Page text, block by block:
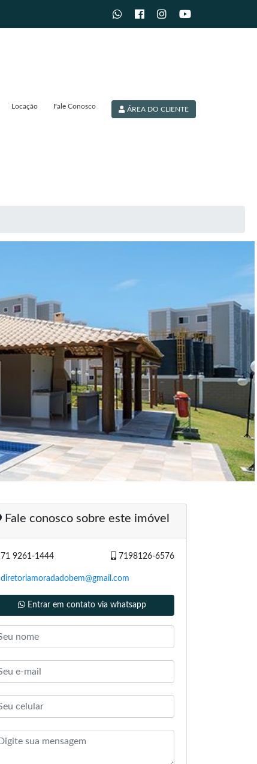
Locação Fale Conosco ÁREA DO CLIENTE
Fale conosco sobre este imóvel
71 9261-1444 7198126-6576
diretoriamoradadobem@gmail.com
Entrar em contato via whatsapp